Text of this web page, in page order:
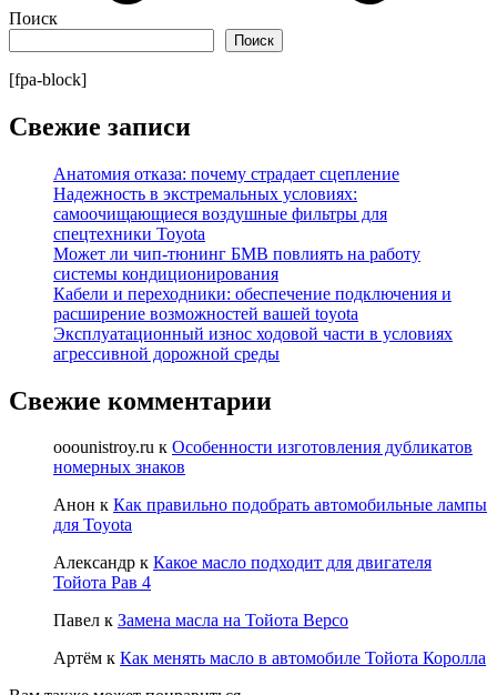
Поиск
Поиск
[fpa-block]
Свежие записи
Анатомия отказа: почему страдает сцепление
Надежность в экстремальных условиях:
самоочищающиеся воздушные фильтры для
спецтехники Toyota
Может ли чип-тюнинг БМВ повлиять на работу
системы кондиционирования
Кабели и переходники: обеспечение подключения и
расширение возможностей вашей toyota
Эксплуатационный износ ходовой части в условиях
агрессивной дорожной среды
Свежие комментарии
ooounistroy.ru к Особенности изготовления дубликатов
номерных знаков
Анон к Как правильно подобрать автомобильные лампы
для Toyota
Александр к Какое масло подходит для двигателя
Тойота Рав 4
Павел к Замена масла на Тойота Версо
Артём к Как менять масло в автомобиле Тойота Королла